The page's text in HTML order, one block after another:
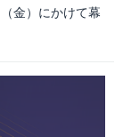
金）にかけて幕